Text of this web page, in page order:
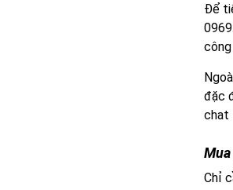
Để
đặc
chat
Chỉ